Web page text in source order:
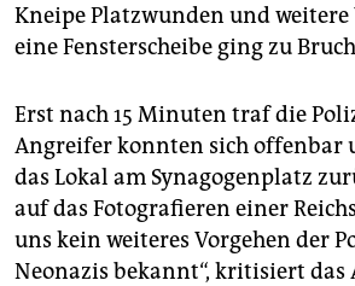
Kneipe Platzwunden und weitere
eine Fensterscheibe ging zu
Erst nach 15 Minuten traf die
Angreifer konnten sich offenbar
das Lokal am Synagogenplatz
auf das Fotografieren einer
uns kein weiteres Vorgehen der
Neonazis bekannt“, kritisiert das